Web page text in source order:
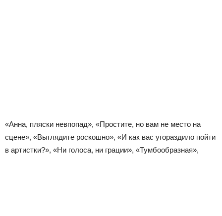
«Анна, пляски невпопад», «Простите, но вам не место на
сцене», «Выглядите роскошно», «И как вас угораздило пойти
в артистки?», «Ни голоса, ни грации», «Тумбообразная»,